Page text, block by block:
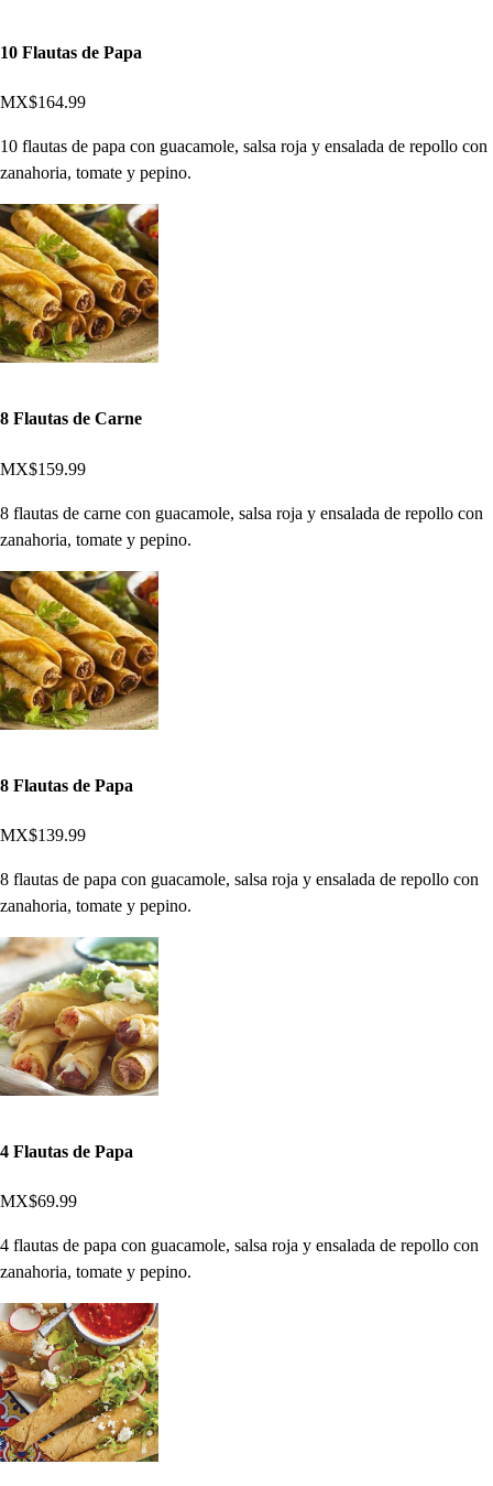
10 Flautas de Papa
MX$164.99
10 flautas de papa con guacamole, salsa roja y ensalada de repollo con
zanahoria, tomate y pepino.
8 Flautas de Carne
MX$159.99
8 flautas de carne con guacamole, salsa roja y ensalada de repollo con
zanahoria, tomate y pepino.
8 Flautas de Papa
MX$139.99
8 flautas de papa con guacamole, salsa roja y ensalada de repollo con
zanahoria, tomate y pepino.
4 Flautas de Papa
MX$69.99
4 flautas de papa con guacamole, salsa roja y ensalada de repollo con
zanahoria, tomate y pepino.